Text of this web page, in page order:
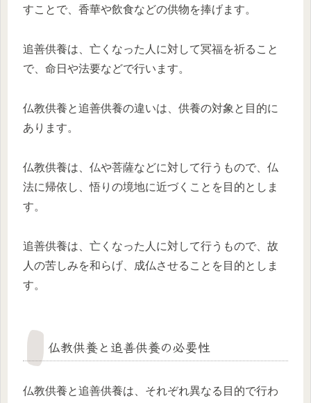
すことで、香華や飲食などの供物を捧げます。
追善供養は、亡くなった人に対して冥福を祈ること
で、命日や法要などで行います。
仏教供養と追善供養の違いは、供養の対象と目的に
あります。
仏教供養は、仏や菩薩などに対して行うもので、仏
法に帰依し、悟りの境地に近づくことを目的としま
す。
追善供養は、亡くなった人に対して行うもので、故
人の苦しみを和らげ、成仏させることを目的としま
す。
仏教供養と追善供養の必要性
仏教供養と追善供養は、それぞれ異なる目的で行わ